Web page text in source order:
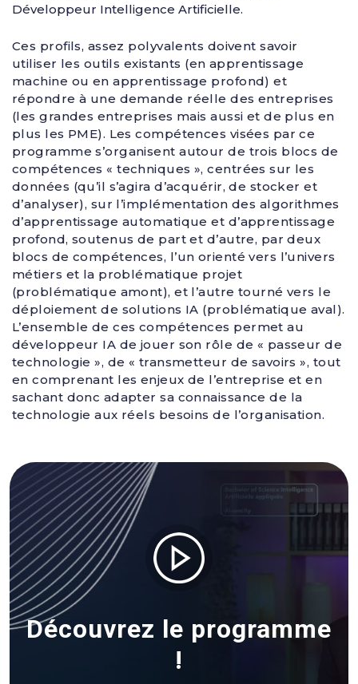
Développeur Intelligence Artificielle.
Ces profils, assez polyvalents doivent savoir
utiliser les outils existants (en apprentissage
machine ou en apprentissage profond) et
répondre à une demande réelle des entreprises
(les grandes entreprises mais aussi et de plus en
plus les PME). Les compétences visées par ce
programme s’organisent autour de trois blocs de
compétences « techniques », centrées sur les
données (qu’il s’agira d’acquérir, de stocker et
d’analyser), sur l’implémentation des algorithmes
d’apprentissage automatique et d’apprentissage
profond, soutenus de part et d’autre, par deux
blocs de compétences, l’un orienté vers l’univers
métiers et la problématique projet
(problématique amont), et l’autre tourné vers le
déploiement de solutions IA (problématique aval).
L’ensemble de ces compétences permet au
développeur IA de jouer son rôle de « passeur de
technologie », de « transmetteur de savoirs », tout
en comprenant les enjeux de l’entreprise et en
sachant donc adapter sa connaissance de la
technologie aux réels besoins de l’organisation.
Découvrez le programme
!